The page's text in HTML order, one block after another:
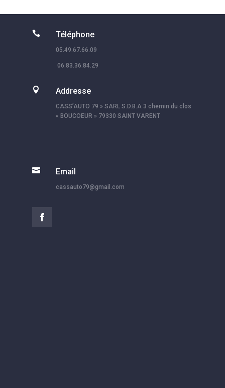
 Téléphone
05.49.67.66.09
06.83.36.84.29
 Addresse
CASS’AUTO 79 » SARL S.D.B.A 3 chemin du clos
« BOUCOEUR » 79330 SAINT VARENT
 Email
cassauto79@gmail.com